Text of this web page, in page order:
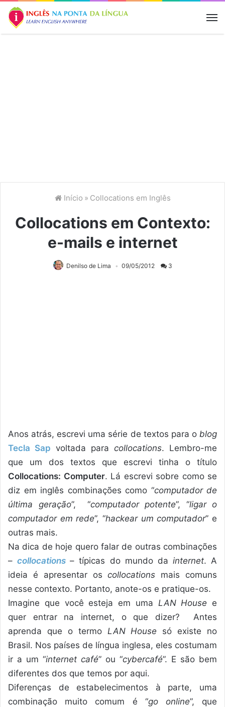
Início » Collocations em Inglês
Collocations em Contexto:
e-mails e internet
Denilso de Lima 09/05/2012 3
Anos atrás, escrevi uma série de textos para o blog
Tecla Sap voltada para collocations. Lembro-me
que um dos textos que escrevi tinha o título
Collocations: Computer. Lá escrevi sobre como se
diz em inglês combinações como “computador de
última geração”, “computador potente”, “ligar o
computador em rede”, “hackear um computador” e
outras mais.
Na dica de hoje quero falar de outras combinações
–collocations – típicas do mundo da internet. A
ideia é apresentar oscollocations mais comuns
nesse contexto. Portanto, anote-os e pratique-os.
Imagine que você esteja em uma LAN House e
quer entrar na internet, o que dizer? Antes
aprenda que o termo LAN House só existe no
Brasil. Nos países de língua inglesa, eles costumam
ir a um “internet café” ou “cybercafé”. E são bem
diferentes dos que temos por aqui.
Diferenças de estabelecimentos à parte, uma
combinação muito comum é “go online”, que